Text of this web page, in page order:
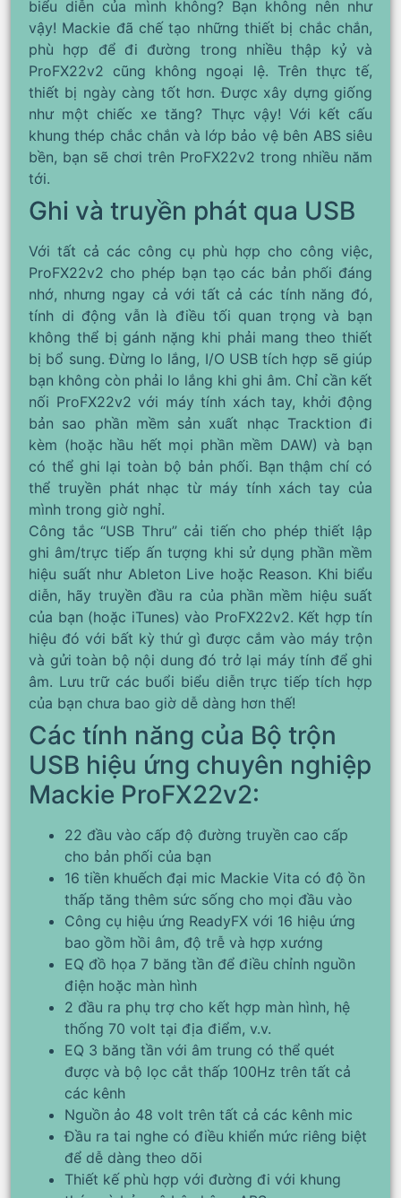
biểu diễn của mình không? Bạn không nên như
vậy! Mackie đã chế tạo những thiết bị chắc chắn,
phù hợp để đi đường trong nhiều thập kỷ và
ProFX22v2 cũng không ngoại lệ. Trên thực tế,
thiết bị ngày càng tốt hơn. Được xây dựng giống
như một chiếc xe tăng? Thực vậy! Với kết cấu
khung thép chắc chắn và lớp bảo vệ bên ABS siêu
bền, bạn sẽ chơi trên ProFX22v2 trong nhiều năm
tới.
Ghi và truyền phát qua USB
Với tất cả các công cụ phù hợp cho công việc,
ProFX22v2 cho phép bạn tạo các bản phối đáng
nhớ, nhưng ngay cả với tất cả các tính năng đó,
tính di động vẫn là điều tối quan trọng và bạn
không thể bị gánh nặng khi phải mang theo thiết
bị bổ sung. Đừng lo lắng, I/O USB tích hợp sẽ giúp
bạn không còn phải lo lắng khi ghi âm. Chỉ cần kết
nối ProFX22v2 với máy tính xách tay, khởi động
bản sao phần mềm sản xuất nhạc Tracktion đi
kèm (hoặc hầu hết mọi phần mềm DAW) và bạn
có thể ghi lại toàn bộ bản phối. Bạn thậm chí có
thể truyền phát nhạc từ máy tính xách tay của
mình trong giờ nghỉ.
Công tắc “USB Thru” cải tiến cho phép thiết lập
ghi âm/trực tiếp ấn tượng khi sử dụng phần mềm
hiệu suất như Ableton Live hoặc Reason. Khi biểu
diễn, hãy truyền đầu ra của phần mềm hiệu suất
của bạn (hoặc iTunes) vào ProFX22v2. Kết hợp tín
hiệu đó với bất kỳ thứ gì được cắm vào máy trộn
và gửi toàn bộ nội dung đó trở lại máy tính để ghi
âm. Lưu trữ các buổi biểu diễn trực tiếp tích hợp
của bạn chưa bao giờ dễ dàng hơn thế!
Các tính năng của Bộ trộn
USB hiệu ứng chuyên nghiệp
Mackie ProFX22v2:
22 đầu vào cấp độ đường truyền cao cấp
cho bản phối của bạn
16 tiền khuếch đại mic Mackie Vita có độ ồn
thấp tăng thêm sức sống cho mọi đầu vào
Công cụ hiệu ứng ReadyFX với 16 hiệu ứng
bao gồm hồi âm, độ trễ và hợp xướng
EQ đồ họa 7 băng tần để điều chỉnh nguồn
điện hoặc màn hình
2 đầu ra phụ trợ cho kết hợp màn hình, hệ
thống 70 volt tại địa điểm, v.v.
EQ 3 băng tần với âm trung có thể quét
được và bộ lọc cắt thấp 100Hz trên tất cả
các kênh
Nguồn ảo 48 volt trên tất cả các kênh mic
Đầu ra tai nghe có điều khiển mức riêng biệt
để dễ dàng theo dõi
Thiết kế phù hợp với đường đi với khung